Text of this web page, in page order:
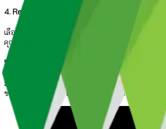
4. Replace Sudo for complete protection of
เลือกแทนที่ระบบ Sudo เพื่อสร้างเกราะป้องกันที่
คุกคามที่พัฒนาอยู่ทุกวัน จนเป็นเหตุให้เกิดช่องโหว่
5. Unify privileged access management –
มีการจัดการสิทธิ์การเข้าถึงบนพื้นฐานของระบบค
ขององค์กรด้วยระบบ IT แล้วองค์กรของคุณละ กำลั